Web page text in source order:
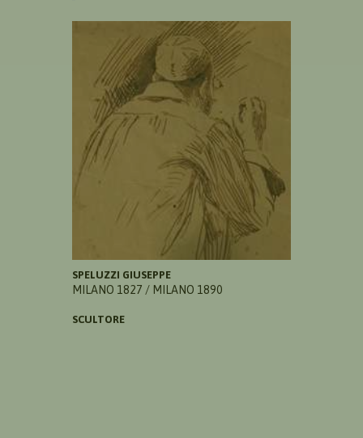
SPELUZZI GIUSEPPE
MILANO 1827 / MILANO 1890
SCULTORE